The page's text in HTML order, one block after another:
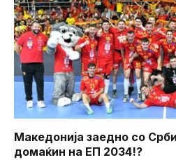
Македонија заедно со
домаќин на ЕП 2034!?